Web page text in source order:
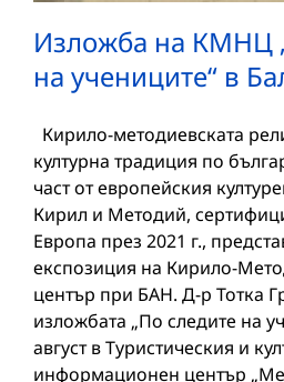
Изложба на КМНЦ
на учениците“ в
Кирило-методиевската
културна традиция по
част от европейския
Кирил и Методий,
Европа през 2021 г.,
експозиция на Кирило-
център при БАН. Д-р Тотка
изложбата „По следите на
август в Туристическия и
информационен център